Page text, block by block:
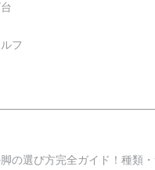
フ
の選び方完全ガイド！種類